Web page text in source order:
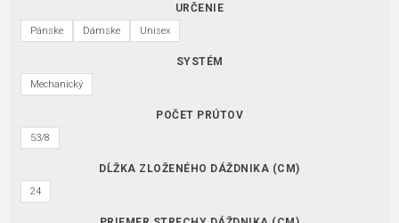
URČENIE
Pánske Dámske Unisex
SYSTÉM
Mechanický
POČET PRÚTOV
53/8
DĹŽKA ZLOŽENÉHO DÁŽDNIKA (CM)
24